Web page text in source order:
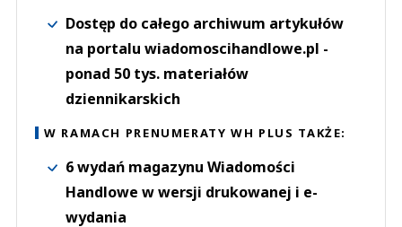
Dostęp do całego archiwum artykułów
na portalu wiadomoscihandlowe.pl -
ponad 50 tys. materiałów
dziennikarskich
W RAMACH PRENUMERATY WH PLUS TAKŻE:
6 wydań magazynu Wiadomości
Handlowe w wersji drukowanej i e-
wydania